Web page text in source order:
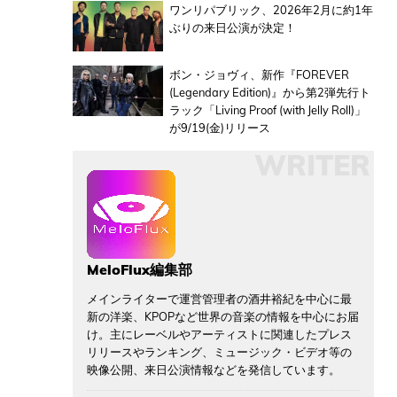
ワンリパブリック、2026年2月に約1年
ぶりの来日公演が決定！
ボン・ジョヴィ、新作『FOREVER
(Legendary Edition)』から第2弾先行ト
ラック「Living Proof (with Jelly Roll)」
が9/19(金)リリース
MeloFlux編集部
メインライターで運営管理者の酒井裕紀を中心に最
新の洋楽、KPOPなど世界の音楽の情報を中心にお届
け。主にレーベルやアーティストに関連したプレス
リリースやランキング、ミュージック・ビデオ等の
映像公開、来日公演情報などを発信しています。